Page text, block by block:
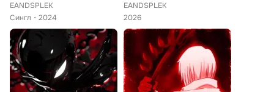
EANDSPLEK
Сингл
2024
EANDSPLEK
2026